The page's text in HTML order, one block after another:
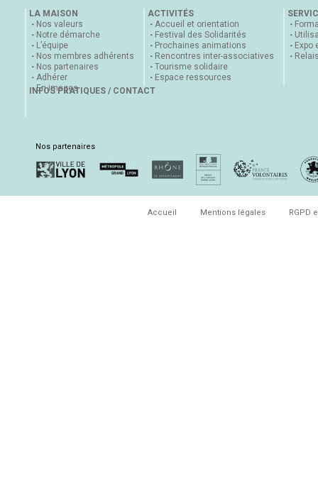
LA MAISON
Nos valeurs
Notre démarche
L’équipe
Nos membres adhérents
Nos partenaires
Adhérer
En images
ACTIVITÉS
Accueil et orientation
Festival des Solidarités
Prochaines animations
Rencontres inter-associatives
Tourisme solidaire
Espace ressources
Expo
INFOS PRATIQUES / CONTACT
Nos partenaires
Accueil Mentions légales RGPD